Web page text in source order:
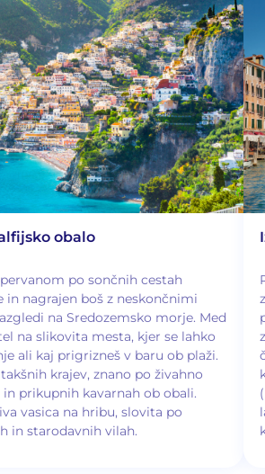
obalo
po sončnih cestah
in nagrajen boš z neskončnimi
na Sredozemsko morje. Med
na slikovita mesta, kjer se lahko
ali kaj prigrizneš v baru ob plaži.
krajev, znano po živahno
prikupnih kavarnah ob obali.
vasica na hribu, slovita po
in starodavnih vilah.